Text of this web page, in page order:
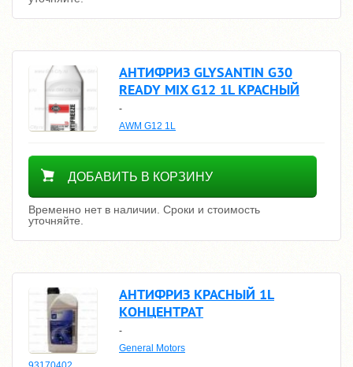
АНТИФРИЗ GLYSANTIN G30
READY MIX G12 1L КРАСНЫЙ
-
AWM G12 1L
Уточнить цену
ДОБАВИТЬ В КОРЗИНУ
Временно нет в наличии. Сроки и стоимость
уточняйте.
АНТИФРИЗ КРАСНЫЙ 1L
КОНЦЕНТРАТ
-
General Motors